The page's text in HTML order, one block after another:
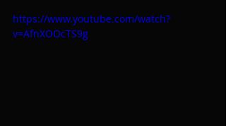
https://www.youtube.com/watch?
v=AfnXOOcTS9g